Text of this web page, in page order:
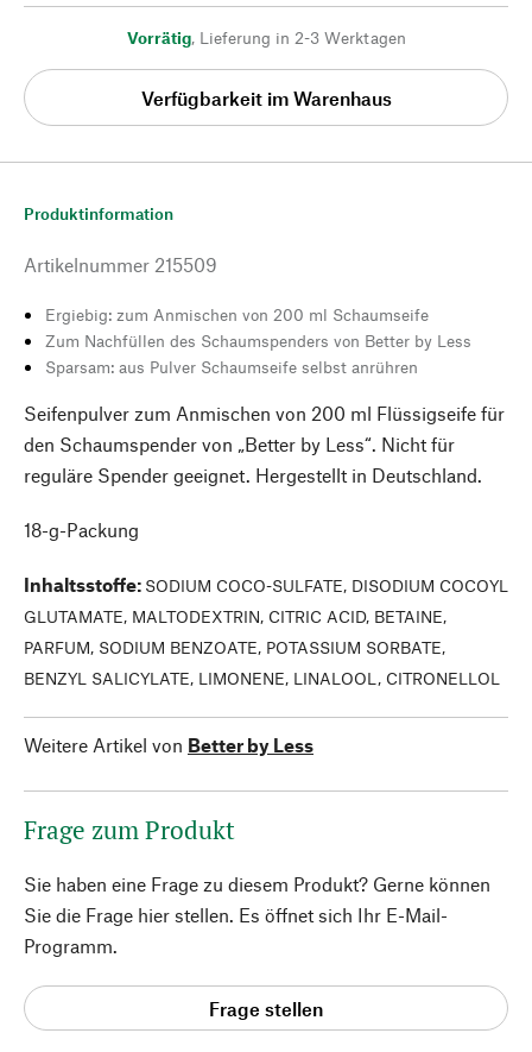
Vorrätig, Lieferung in 2-3 Werktagen
Verfügbarkeit im Warenhaus
Produktinformation
Artikelnummer 215509
Ergiebig: zum Anmischen von 200 ml Schaumseife
Zum Nachfüllen des Schaumspenders von Better by Less
Sparsam: aus Pulver Schaumseife selbst anrühren
Seifenpulver zum Anmischen von 200 ml Flüssigseife für
den Schaumspender von „Better by Less“. Nicht für
reguläre Spender geeignet. Hergestellt in Deutschland.
18-g-Packung
Inhaltsstoffe: SODIUM COCO-SULFATE, DISODIUM COCOYL
GLUTAMATE, MALTODEXTRIN, CITRIC ACID, BETAINE,
PARFUM, SODIUM BENZOATE, POTASSIUM SORBATE,
BENZYL SALICYLATE, LIMONENE, LINALOOL, CITRONELLOL
Weitere Artikel von Better by Less
Frage zum Produkt
Sie haben eine Frage zu diesem Produkt? Gerne können
Sie die Frage hier stellen. Es öffnet sich Ihr E-Mail-
Programm.
Frage stellen